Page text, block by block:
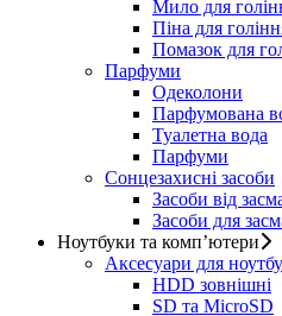
Мило для
Піна для
Помазок для
Парфуми
Одеколони
Парфумована
Туалетна вода
Парфуми
Сонцезахисні засоби
Засоби від
Засоби для
Ноутбуки та комп’ютери
Аксесуари для
HDD зовнішні
SD та MicroSD